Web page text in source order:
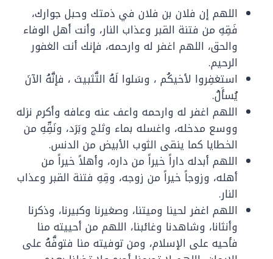
اللهم إن فلان بن فلان في ذمتك وحبل جوارك،
فَقِهِ من فتنة القبر وعذاب النار، وأنت أهل الوفاء
والحق، اللهم اغفر له وارحمه، فإنك أنت الغفور
الرحيم.
استغفِروا لأخيكُم ، وسَلوا لَهُ التَّثبيتَ ، فإنَّهُ الآنَ
يُسأَلُ.
اللهم اغفر له وارحمه واعف عنه وعافه وأكرم نزله
ووسع مدخله، واغسله بماء وثلج وبَرَد، ونَقِّهِ من
الخطايا كما ينقى الثوب الأبيض من الدنس.
اللهم أبدله داراً خيراً من داره، وأهلاً خيراً من
أهله، وزوجاً خيراً من زوجه، وقِهِ فتنة القبر وعذاب
النار.
اللهم اغفر لحينا وميتنا، وصغيرنا وكبيرنا، وذكرنا
وأنثانا، وشاهدنا وغائبنا، اللهم من أحييته منا
فأحيه على الإسلام، ومن توفيته منا فتوفَّهُ على